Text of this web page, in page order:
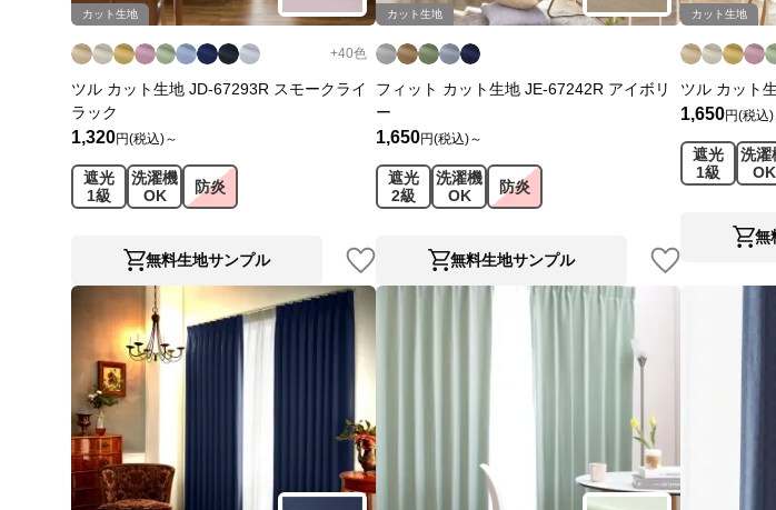
カット生地
+40色
ツル カット生地 JD-67293R スモークライ
ラック
1,320円(税込)～
遮光
1級
洗濯機
OK
防炎
無料生地サンプル
カット生地
フィット カット生地 JE-67242R アイボリ
ー
1,650円(税込)～
遮光
2級
洗濯機
OK
防炎
無料生地サンプル
カット生地
ツル カット
1,650円(税込)
遮光
1級
洗濯
OK
無